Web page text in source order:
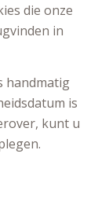
die onze
in
handmatig
is
kunt u